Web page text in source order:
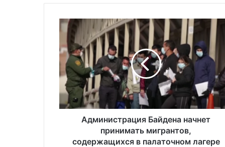
А
д
м
и
и
р
Администрация Байдена начнет
принимать мигрантов,
содержащихся в палаточном лагере